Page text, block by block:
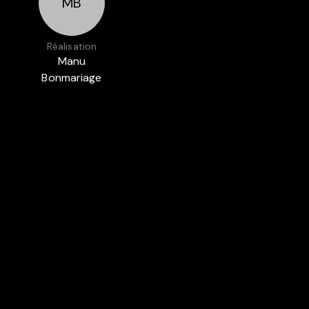
Réalisation
Manu
Bonmariage